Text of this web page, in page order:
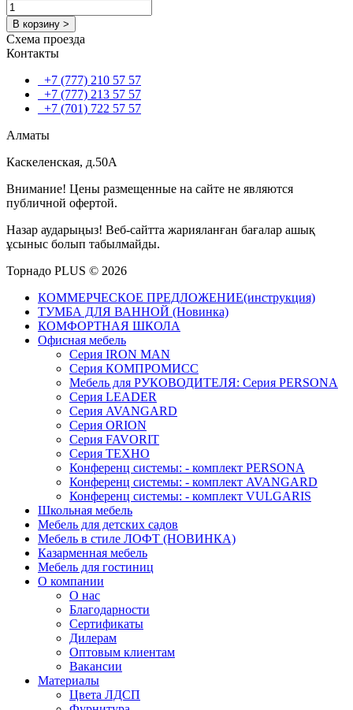
В корзину >
Схема проезда
Контакты
+7 (777) 210 57 57
+7 (777) 213 57 57
+7 (701) 722 57 57
Алматы
Каскеленская, д.50А
Внимание! Цены размещенные на сайте не являются
публичной офертой.
Назар аударыңыз! Веб-сайтта жарияланған бағалар ашық
ұсыныс болып табылмайды.
Торнадо PLUS © 2026
КОММЕРЧЕСКОЕ ПРЕДЛОЖЕНИЕ(инструкция)
ТУМБА ДЛЯ ВАННОЙ (Новинка)
КОМФОРТНАЯ ШКОЛА
Офисная мебель
Серия IRON MAN
Серия КОМПРОМИСС
Мебель для РУКОВОДИТЕЛЯ: Серия PERSONA
Серия LEADER
Серия AVANGARD
Серия ORION
Серия FAVORIT
Серия ТЕХНО
Конференц системы: - комплект PERSONA
Конференц системы: - комплект AVANGARD
Конференц системы: - комплект VULGARIS
Школьная мебель
Мебель для детских садов
Мебель в стиле ЛОФТ (НОВИНКА)
Казарменная мебель
Мебель для гостиниц
О компании
О нас
Благодарности
Сертификаты
Дилерам
Оптовым клиентам
Вакансии
Материалы
Цвета ЛДСП